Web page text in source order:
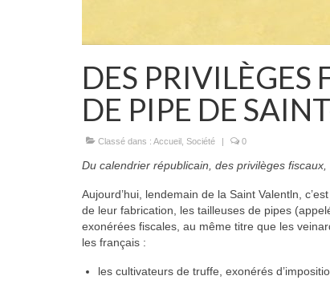
DES PRIVILÈGES
DE PIPE DE
Classé dans : Accueil Société | 0
Du calendrier républicain, des privilèges
Aujourd’hui, lendemain de la Saint Valentln,
de leur fabrication, les tailleuses de pipes
exonérées fiscales, au même titre que les
les français :
les cultivateurs de truffe, exonérés